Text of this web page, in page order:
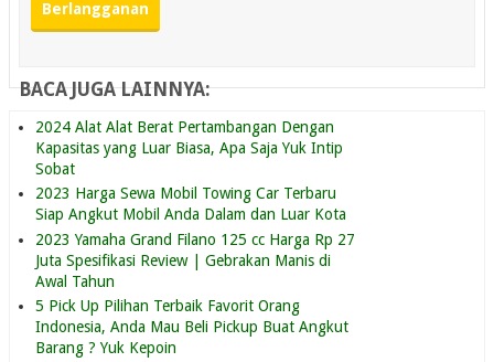
BACA JUGA LAINNYA:
2024 Alat Alat Berat Pertambangan Dengan
Kapasitas yang Luar Biasa, Apa Saja Yuk Intip
Sobat
2023 Harga Sewa Mobil Towing Car Terbaru
Siap Angkut Mobil Anda Dalam dan Luar Kota
2023 Yamaha Grand Filano 125 cc Harga Rp 27
Juta Spesifikasi Review | Gebrakan Manis di
Awal Tahun
5 Pick Up Pilihan Terbaik Favorit Orang
Indonesia, Anda Mau Beli Pickup Buat Angkut
Barang ? Yuk Kepoin